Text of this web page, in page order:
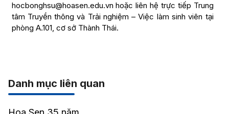
hocbonghsu@hoasen.edu.vn hoặc liên hệ trực tiếp Trung
tâm Truyền thông và Trải nghiệm – Việc làm sinh viên tại
phòng A.101, cơ sở Thành Thái.
Danh mục liên quan